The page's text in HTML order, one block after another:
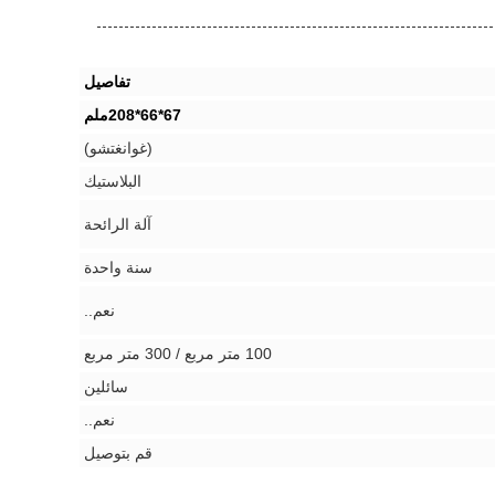
تفاصيل
67*66*208ملم
(غوانغتشو)
البلاستيك
آلة الرائحة
سنة واحدة
نعم..
100 متر مربع / 300 متر مربع
سائلين
نعم..
قم بتوصيل